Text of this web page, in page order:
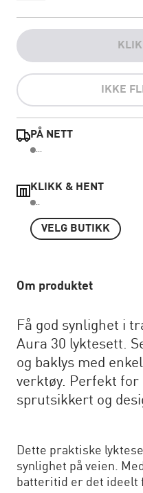
IKKE
PÅ NETT
...
KLIKK & HENT
..
VELG BUTIKK
Om produktet
Få god synlighet i
Aura 30 lyktesett.
og baklys med
verktøy. Perfekt for
sprutsikkert og
Dette praktiske
synlighet på veien.
batteritid er det ideelt